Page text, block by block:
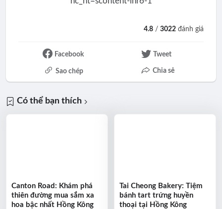
4.8 /3022 đánh giá
Facebook Tweet
Sao chép Chia sẻ
Có thể bạn thích
Canton Road: Khám phá
thiên đường mua sắm xa
hoa bậc nhất Hồng Kông
Tai Cheong Bakery: Tiệm
bánh tart trứng huyền
thoại tại Hồng Kông